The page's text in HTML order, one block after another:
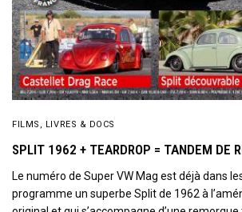
FILMS, LIVRES & DOCS
SPLIT 1962 + TEARDROP = TANDEM DE
Le numéro de Super VW Mag est déjà dans
programme un superbe Split de 1962 à